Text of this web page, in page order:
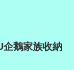
企鵝家族收納